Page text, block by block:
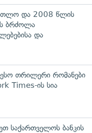
და 2008 წლის
ბრძოლა
და
თრილერი რომანები
Times-ის სია
საქართველოს ბანკის